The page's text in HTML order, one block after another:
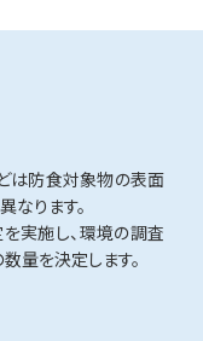
は防食対象物の表面
なります。
実施し、環境の調査
量を決定します。